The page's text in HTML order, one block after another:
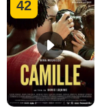
42